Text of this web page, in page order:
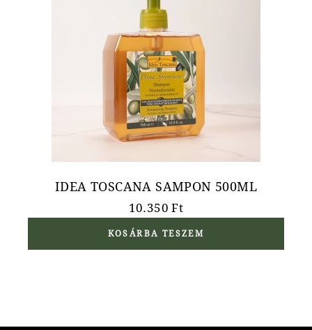
IDEA TOSCANA SAMPON 500ML
10.350Ft
KOSÁRBA TESZEM